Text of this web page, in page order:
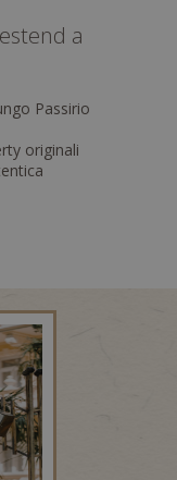
a
Passirio
originali